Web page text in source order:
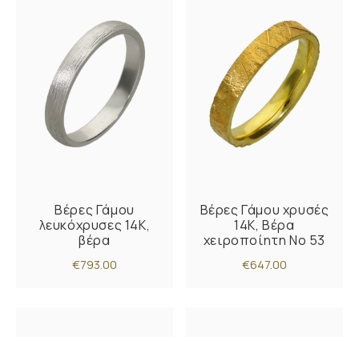
Βέρες Γάμου
λευκόχρυσες 14Κ,
βέρα
€793.00
Βέρες Γάμου χρυσές
14Κ, Βέρα
χειροποίητη Νο 53
€647.00